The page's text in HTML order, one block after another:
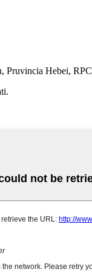
Pruvincia Hebei,